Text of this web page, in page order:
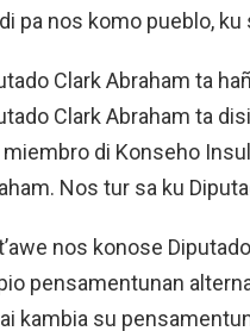
pa nos komo pueblo,
Clark Abraham ta
Clark Abraham ta
miembro di Konseho
Nos tur sa ku
nos konose
pensamentunan
kambia su